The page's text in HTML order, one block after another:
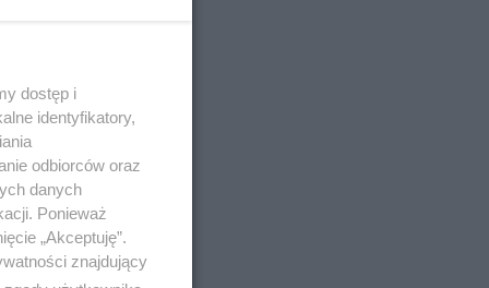
dostęp i
identyfikatory,
odbiorców oraz
danych
Ponieważ
„Akceptuję”.
znajdujący